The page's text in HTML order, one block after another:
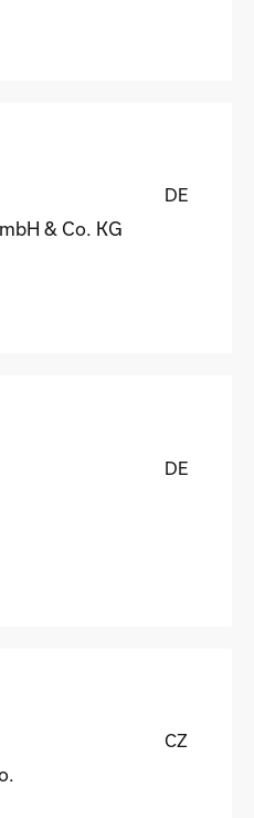
DE
& Co. KG
DE
CZ